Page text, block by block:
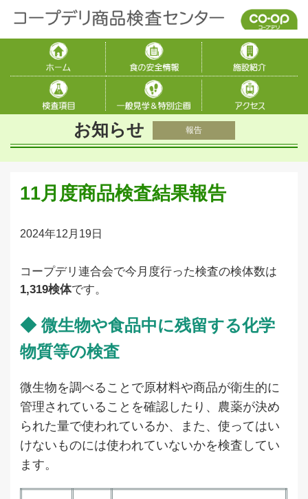
お知らせ 報告
11月度商品検査結果報告
2024年12月19日
コープデリ連合会で今月度行った検査の検体数は
1,319検体です。
◆ 微生物や食品中に残留する化学
物質等の検査
微生物を調べることで原材料や商品が衛生的に
管理されていることを確認したり、農薬が決め
られた量で使われているか、また、使ってはい
けないものには使われていないかを検査してい
ます。